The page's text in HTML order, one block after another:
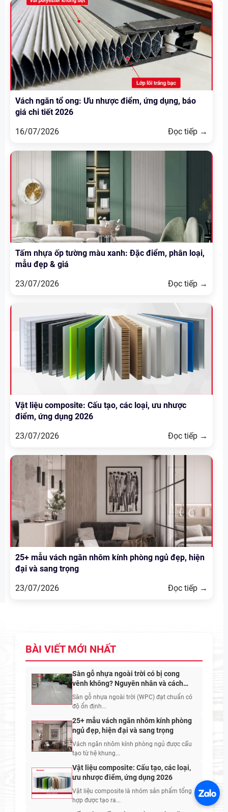
Vách ngăn tổ ong: Ưu nhược điểm, ứng dụng, báo
giá chi tiết 2026
16/07/2026
Đọc tiếp →
Tấm nhựa ốp tường màu xanh: Đặc điểm, phân loại,
mẫu đẹp & giá
23/07/2026
Đọc tiếp →
Vật liệu composite: Cấu tạo, các loại, ưu nhược
điểm, ứng dụng 2026
23/07/2026
Đọc tiếp →
25+ mẫu vách ngăn nhôm kính phòng ngủ đẹp, hiện
đại và sang trọng
23/07/2026
Đọc tiếp →
BÀI VIẾT MỚI NHẤT
Sàn gỗ nhựa ngoài trời có bị cong
vênh không? Nguyên nhân và cách
hạn chế
Sàn gỗ nhựa ngoài trời (WPC) đạt chuẩn có
độ ổn định...
25+ mẫu vách ngăn nhôm kính phòng
ngủ đẹp, hiện đại và sang trọng
Vách ngăn nhôm kính phòng ngủ được cấu
tạo từ hệ khung...
Vật liệu composite: Cấu tạo, các loại,
ưu nhược điểm, ứng dụng 2026
Vật liệu composite là nhóm sản phẩm tổng
hợp được tạo ra...